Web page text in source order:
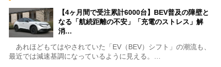
【4ヶ月間で受注累計6000台】BEV普及の障壁と
なる「航続距離の不安」「充電のストレス」解
消…
あれほどもてはやされていた「EV（BEV）シフト」の潮流も、
最近では減速基調になっているように見える。…